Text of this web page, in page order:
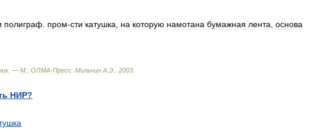
полиграф пром-сти катушка на которую намотана бумажная лента основа
. — М : ОЛМА-Пресс Мильчин А Э 2003
НИР?